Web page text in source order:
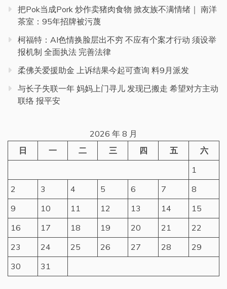
把Pok当成Pork 炒作卖猪肉食物 掀友族不满情绪｜ 南洋
茶室：95年招牌被污蔑
柯福特：AI色情换脸层出不穷 不应有个案才行动 须设举
报机制 全面执法 完善法律
柔佛关爱援助金 上诉结果今起可查询 料9月派发
与长子失联一年 妈妈上门寻儿 发现已搬走 希望对方主动
联络 报平安
2026 年 8 月
日
一 二 三 四 五
六
1
2
3 4 5 6 7
8
9
10 11 12 13 14
15
16
17 18 19 20 21
22
23
24 25 26 27 28
29
30
31